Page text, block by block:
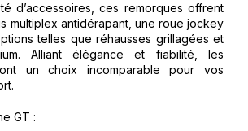
d’accessoires, ces remorques offrent
multiplex antidérapant, une roue jockey
telles que réhausses grillagées et
Alliant élégance et fiabilité, les
un choix incomparable pour vos
GT :